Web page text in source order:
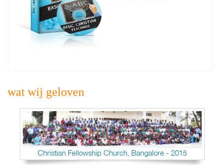
wat wij geloven
Christian Fellowship Church, Bangalore - 2015